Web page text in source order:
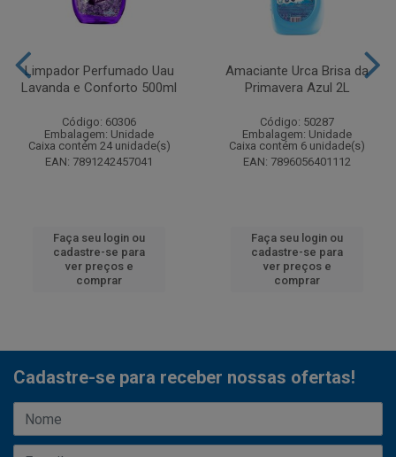
Limpador Perfumado Uau
Lavanda e Conforto 500ml
Código: 60306
Embalagem: Unidade
Caixa contém 24 unidade(s)
EAN: 7891242457041
Faça seu login ou
cadastre-se para
ver preços e
comprar
Amaciante Urca Brisa da
Primavera Azul 2L
Código: 50287
Embalagem: Unidade
Caixa contém 6 unidade(s)
EAN: 7896056401112
Faça seu login ou
cadastre-se para
ver preços e
comprar
Cadastre-se para receber nossas ofertas!